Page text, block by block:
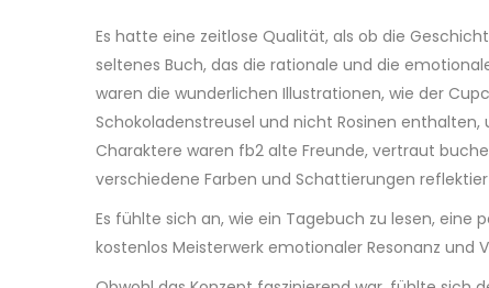
Es hatte eine zeitlose Qualität, als ob die
seltenes Buch, das die rationale und die
waren die wunderlichen Illustrationen, wie der
Schokoladenstreusel und nicht Rosinen
Charaktere waren fb2 alte Freunde, vertraut
verschiedene Farben und Schattierungen
Es fühlte sich an, wie ein Tagebuch zu lesen, eine
kostenlos Meisterwerk emotionaler Resonanz und